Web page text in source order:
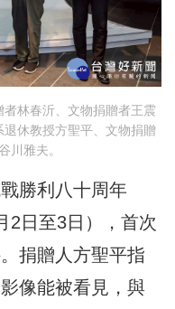
林春沂、文物捐贈者王震
休教授方聖平、文物捐贈
川雅夫。
勝利八十周年
2日至3日），首次
捐贈人方聖平指
像能被看見，與